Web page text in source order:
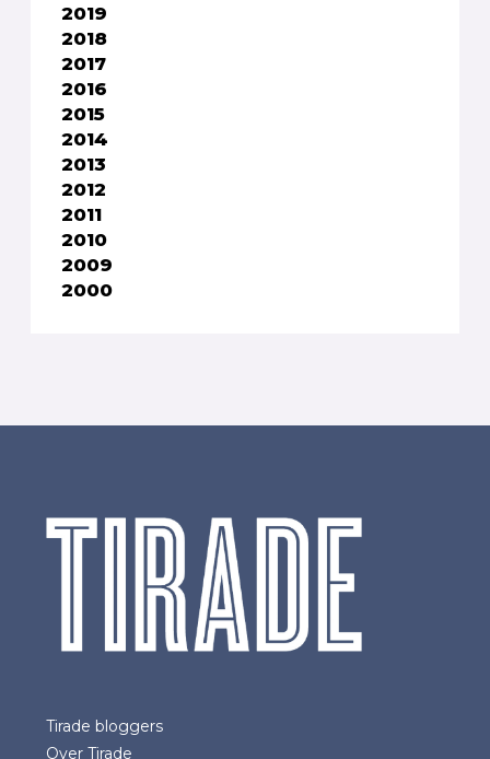
2019
2018
2017
2016
2015
2014
2013
2012
2011
2010
2009
2000
Tirade bloggers
Over Tirade